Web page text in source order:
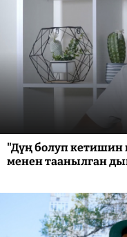
"Дүң болуп кетишин
менен таанылган